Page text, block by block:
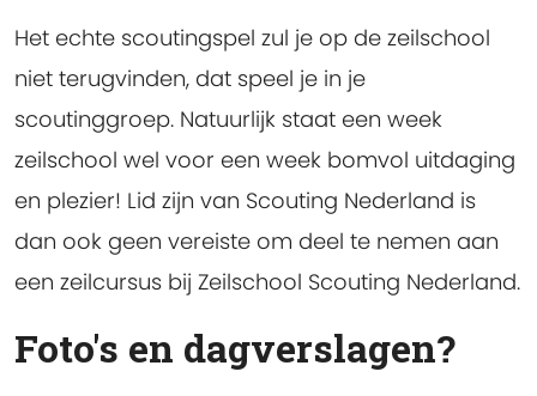
Het echte scoutingspel zul je op de zeilschool
niet terugvinden, dat speel je in je
scoutinggroep. Natuurlijk staat een week
zeilschool wel voor een week bomvol uitdaging
en plezier! Lid zijn van Scouting Nederland is
dan ook geen vereiste om deel te nemen aan
een zeilcursus bij Zeilschool Scouting Nederland.
Foto's en dagverslagen?